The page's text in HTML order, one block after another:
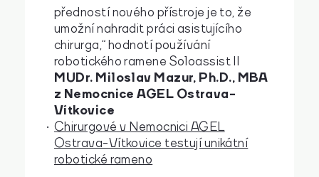
předností nového přístroje je to, že
umožní nahradit práci asistujícího
chirurga,“ hodnotí používání
robotického ramene Soloassist II
MUDr. Miloslav Mazur, Ph.D., MBA
z Nemocnice AGEL Ostrava-
Vítkovice
Chirurgové v Nemocnici AGEL
Ostrava-Vítkovice testují unikátní
robotické rameno